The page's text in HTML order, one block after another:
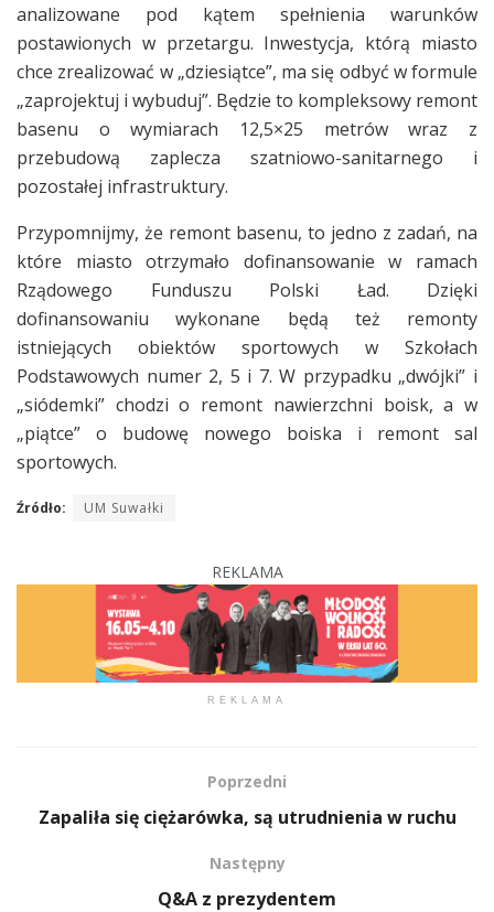
analizowane pod kątem spełnienia warunków
postawionych w przetargu. Inwestycja, którą miasto
chce zrealizować w „dziesiątce”, ma się odbyć w formule
„zaprojektuj i wybuduj”. Będzie to kompleksowy remont
basenu o wymiarach 12,5×25 metrów wraz z
przebudową zaplecza szatniowo-sanitarnego i
pozostałej infrastruktury.
Przypomnijmy, że remont basenu, to jedno z zadań, na
które miasto otrzymało dofinansowanie w ramach
Rządowego Funduszu Polski Ład. Dzięki
dofinansowaniu wykonane będą też remonty
istniejących obiektów sportowych w Szkołach
Podstawowych numer 2, 5 i 7. W przypadku „dwójki” i
„siódemki” chodzi o remont nawierzchni boisk, a w
„piątce” o budowę nowego boiska i remont sal
sportowych.
Źródło: UM Suwałki
REKLAMA
REKLAMA
Poprzedni
Zapaliła się ciężarówka, są utrudnienia w ruchu
Następny
Q&A z prezydentem